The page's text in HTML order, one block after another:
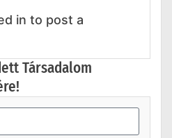
in to post a
Társadalom